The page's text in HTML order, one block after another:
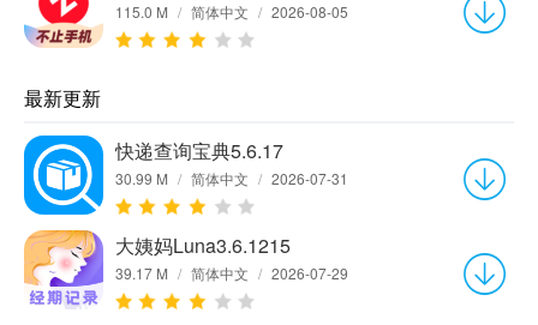
115.0 M / 简体中文 / 2026-08-05
最新更新
快递查询宝典5.6.17
30.99 M / 简体中文 / 2026-07-31
大姨妈Luna3.6.1215
39.17 M / 简体中文 / 2026-07-29